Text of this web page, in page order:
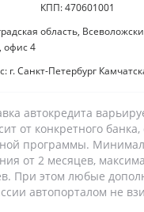
КПП: 470601001
область,
офис 4
г. Санкт-Петербург
автокредита
от конкретного
программы.
от 2 месяцев,
При этом любые
автопорталом не